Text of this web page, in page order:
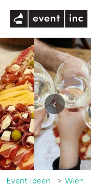
‹
Event Ideen Wien